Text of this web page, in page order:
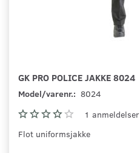
GK PRO POLICE JAKKE 8024
Model/varenr.: 8024
1 anmeldelser
Flot uniformsjakke